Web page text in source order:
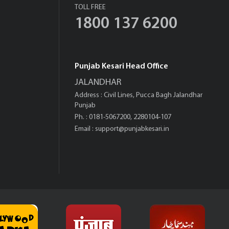
TOLL FREE
1800 137 6200
Punjab Kesari Head Office
JALANDHAR
Address : Civil Lines, Pucca Bagh Jalandhar
Punjab
Ph. : 0181-5067200, 2280104-107
Email : support@punjabkesari.in